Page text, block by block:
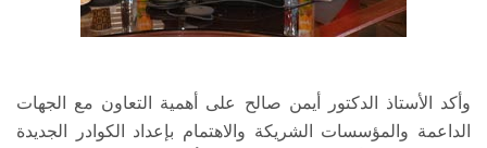
وأكد الأستاذ الدكتور أيمن صالح على أهمية التعاون مع الجهات
الداعمة والمؤسسات الشريكة والاهتمام بإعداد الكوادر الجديدة